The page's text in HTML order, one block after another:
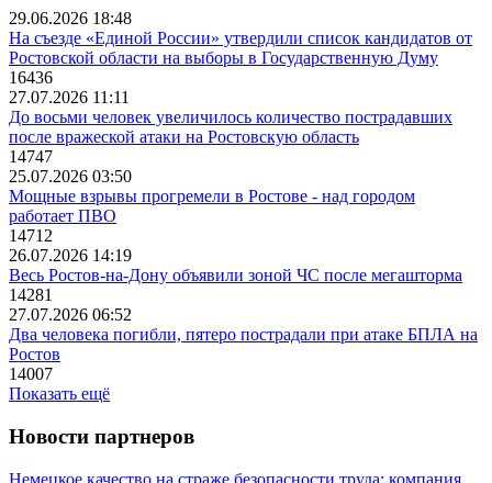
29.06.2026 18:48
На съезде «Единой России» утвердили список кандидатов от
Ростовской области на выборы в Государственную Думу
16436
27.07.2026 11:11
До восьми человек увеличилось количество пострадавших
после вражеской атаки на Ростовскую область
14747
25.07.2026 03:50
Мощные взрывы прогремели в Ростове - над городом
работает ПВО
14712
26.07.2026 14:19
Весь Ростов-на-Дону объявили зоной ЧС после мегашторма
14281
27.07.2026 06:52
Два человека погибли, пятеро пострадали при атаке БПЛА на
Ростов
14007
Показать ещё
Новости партнеров
Немецкое качество на страже безопасности труда: компания